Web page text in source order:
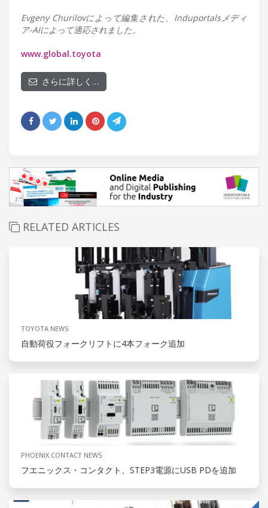
Evgeny Churilovによって編集された、Induportalsメディ
ア-AIによって適応されました。
www.global.toyota
さらに詳しく…
RELATED ARTICLES
TOYOTA NEWS
自動荷役フォークリフトに4本フォーク追加
PHOENIX CONTACT NEWS
フエニックス・コンタクト、STEP3電源にUSB PDを追加